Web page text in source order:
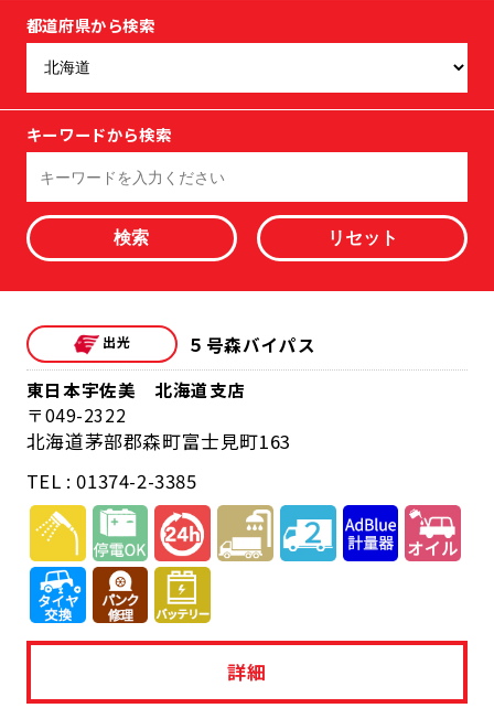
都道府県から検索
キーワードから検索
検索
５号森バイパス
東日本宇佐美 北海道支店
049-2322
北海道茅部郡森町富士見町163
TEL : 01374-2-3385
詳細